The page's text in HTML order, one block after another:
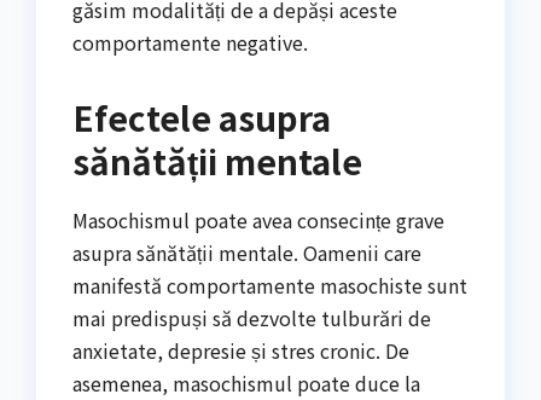
găsim modalități de a depăși aceste
comportamente negative.
Efectele asupra
sănătății mentale
Masochismul poate avea consecințe grave
asupra sănătății mentale. Oamenii care
manifestă comportamente masochiste sunt
mai predispuși să dezvolte tulburări de
anxietate, depresie și stres cronic. De
asemenea, masochismul poate duce la